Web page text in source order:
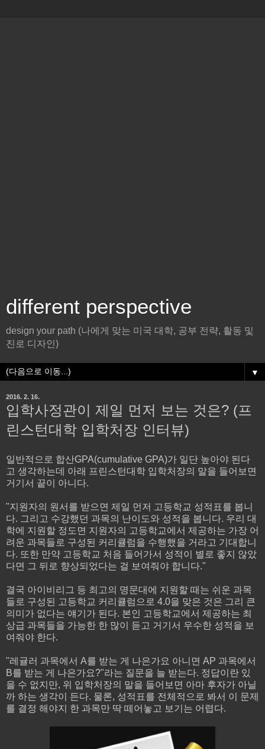
different perspective
design your path (나에게 맞는 미국 대학, 공부 전략, 활동 및
진로 디자인)
▼
2016. 2. 16.
입학사정관이 제일 먼저 보는 것은? (프
린스턴대학 입학처장 인터뷰)
일반적으로 합산GPA(cumulative GPA)가 일단 높아야 된다
고 생각하는데 아래 프린스턴대학 입학처장의 말을 들어보면
거기서 끝이 아니다.
"지원자의 원서를 받으면 제일 먼저 고등학교 성적표를 봅니
다. 그리고 수강했던 과목의 난이도와 성적을 봅니다. 우리 대
학에 지원할 정도면 지원자의 고등학교에서 제공하는 가장 어
려운 과목들로 구성된 커리큘럼을 수행했을 거라고 기대합니
다. 또한 만약 고등학교 처음 들어가서 성적이 별로 좋지 않았
다면 그 뒤로 향상되었다는 걸 보여줘야 합니다."
결국 아이비리그 등 최고의 명문대에 지원할 때는 쉬운 과목
들로 구성된 고등학교 커리큘럼으로 4.0을 맞은 것은 그리 큰
의미가 없다는 얘기가 된다. 본인 고등학교에서 제공하는 최
상급 과목들을 가능한 한 많이 듣고 거기서 우수한 성적을 보
여줘야 한다.
"레귤러 과목에서 A를 받는 게 나은가요 아니면 AP 과목에서
B를 받는 게 나은가요?"라는 질문을 늘 받는다. 정답이란 있
을 수 없지만, 위 입학처장의 말을 들어보면 아마 후자가 아닐
까 하는 생각이 든다. 물론, 성적표를 전체적으로 봐서 이 문제
를 결정 해야지 한 과목만 딱 떼어놓고 보기는 어렵다.